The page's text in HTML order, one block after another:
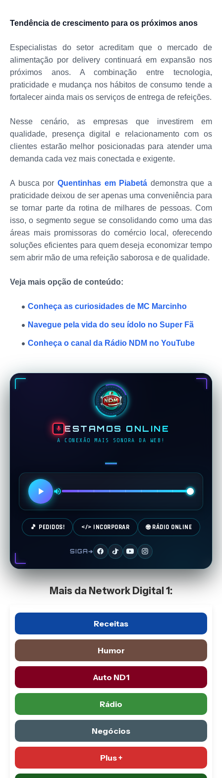
Tendência de crescimento para os próximos anos
Especialistas do setor acreditam que o mercado de
alimentação por delivery continuará em expansão nos
próximos anos. A combinação entre tecnologia,
praticidade e mudança nos hábitos de consumo tende a
fortalecer ainda mais os serviços de entrega de refeições.
Nesse cenário, as empresas que investirem em
qualidade, presença digital e relacionamento com os
clientes estarão melhor posicionadas para atender uma
demanda cada vez mais conectada e exigente.
A busca por Quentinhas em Piabetá demonstra que a
praticidade deixou de ser apenas uma conveniência para
se tornar parte da rotina de milhares de pessoas. Com
isso, o segmento segue se consolidando como uma das
áreas mais promissoras do comércio local, oferecendo
soluções eficientes para quem deseja economizar tempo
sem abrir mão de uma refeição saborosa e de qualidade.
Veja mais opção de conteúdo:
Conheça as curiosidades de MC Marcinho
Navegue pela vida do seu ídolo no Super Fã
Conheça o canal da Rádio NDM no YouTube
ESTAMOS ONLINE
A CONEXÃO MAIS SONORA DA WEB!
🎵 PEDIDOS! </> INCORPORAR 🌐 RÁDIO ONLINE
SIGA➔
Mais da Network Digital 1:
Receitas
Humor
Auto ND1
Rádio
Negócios
Plus +